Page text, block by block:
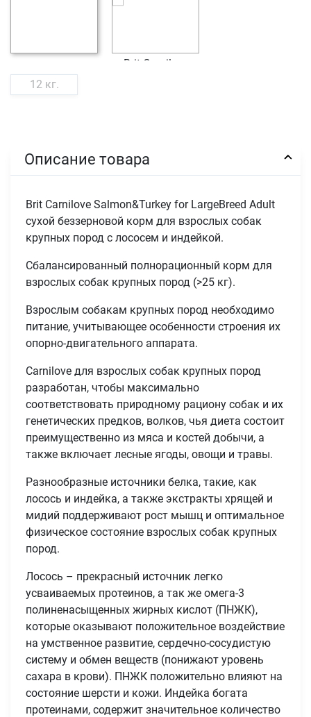
12 кг.
Описание товара
Brit Carnilove Salmon&Turkey for LargeBreed Adult
сухой беззерновой корм для взрослых собак
крупных пород с лососем и индейкой.
Сбалансированный полнорационный корм для
взрослых собак крупных пород (>25 кг).
Взрослым собакам крупных пород необходимо
питание, учитывающее особенности строения их
опорно-двигательного аппарата.
Carnilove для взрослых собак крупных пород
разработан, чтобы максимально
соответствовать природному рациону собак и их
генетических предков, волков, чья диета состоит
преимущественно из мяса и костей добычи, а
также включает лесные ягоды, овощи и травы.
Разнообразные источники белка, такие, как
лосось и индейка, а также экстракты хрящей и
мидий поддерживают рост мышц и оптимальное
физическое состояние взрослых собак крупных
пород.
Лосось – прекрасный источник легко
усваиваемых протеинов, а так же омега-3
полиненасыщенных жирных кислот (ПНЖК),
которые оказывают положительное воздействие
на умственное развитие, сердечно-сосудистую
систему и обмен веществ (понижают уровень
сахара в крови). ПНЖК положительно влияют на
состояние шерсти и кожи. Индейка богата
протеинами, содержит значительное количество